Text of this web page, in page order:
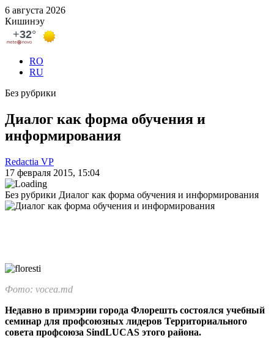
6 августа 2026
Кишинэу
RO
RU
Без рубрики
Диалог как форма обучения и
информирования
Redactia VP
17 февраля 2015, 15:04
Без рубрики Диалог как форма обучения и информирования
Фото: vocea.md
Недавно в примэрии города Флорешть состоялся учеб­ный
семинар для профсо­юзных лидеров Территори­ального
совета профсоюза SindLUCAS этого района.